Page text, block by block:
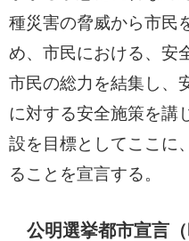
種災害の脅威から市民
め、市民における、安
市民の総力を結集し、
に対する安全施策を講
設を目標としてここに
ることを宣言する。
公明選挙都市宣言